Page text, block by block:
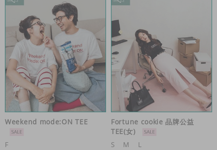
Weekend mode:ON TEE
F
Fortune cookie 品牌公益
TEE(女)
S
M
L